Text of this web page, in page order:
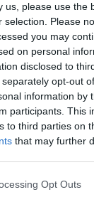
us, please use the
selection. Please
you may
on personal
disclosed to
opt-out
information by
participants. This
to third parties on
that may further
app uses one
Opt Outs